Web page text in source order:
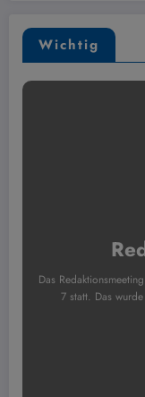
Wichtig
Das
7 statt. Das